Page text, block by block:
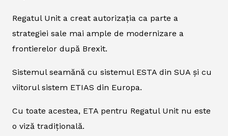
Regatul Unit a creat autorizația ca parte a
strategiei sale mai ample de modernizare a
frontierelor după Brexit.
Sistemul seamănă cu sistemul ESTA din SUA și cu
viitorul sistem ETIAS din Europa.
Cu toate acestea, ETA pentru Regatul Unit nu este
o viză tradițională.